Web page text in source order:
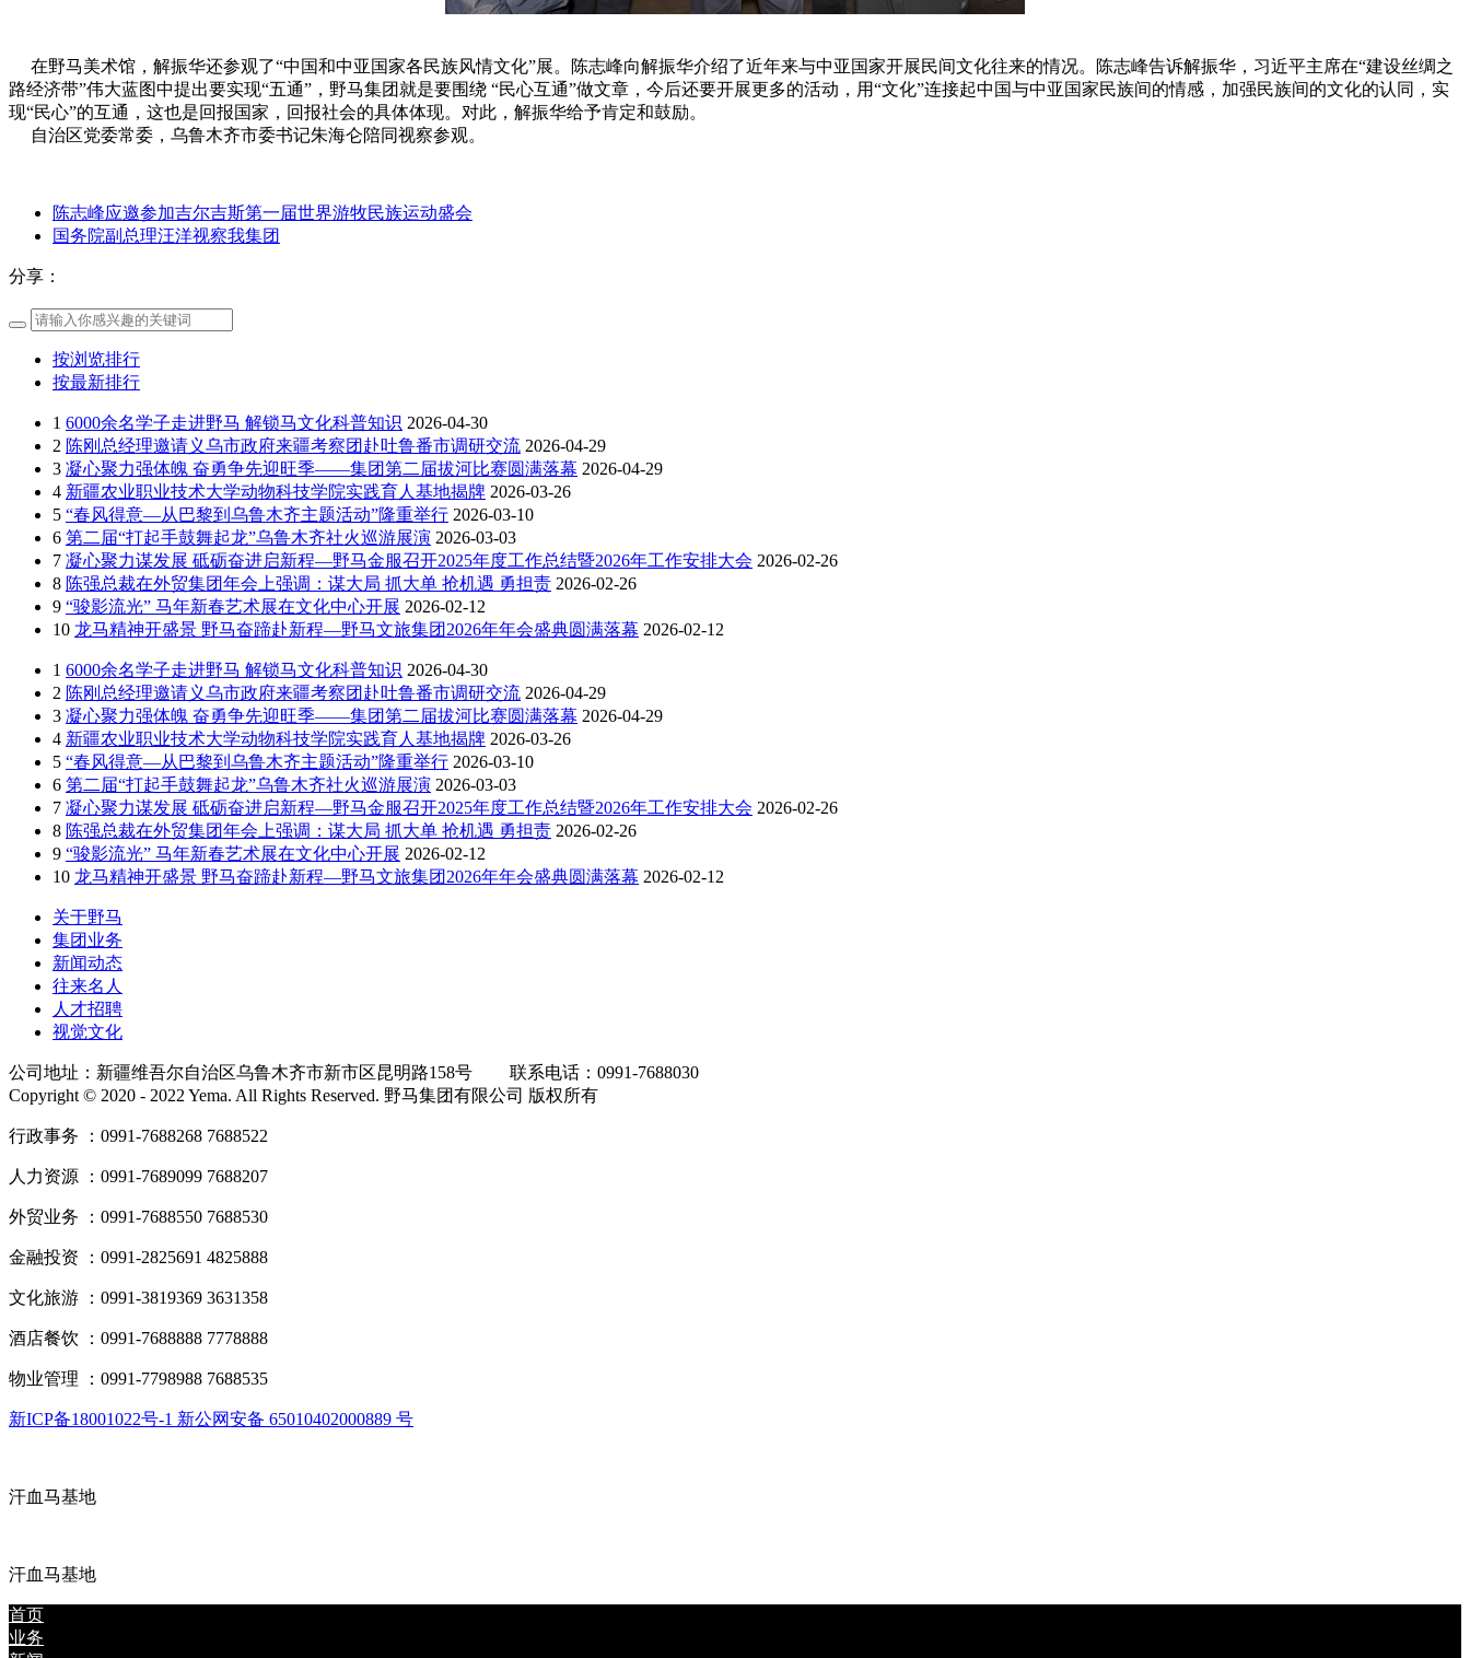
在野马美术馆，解振华还参观了“中国和中亚国家各民族风情文化”展。陈志峰向解振华介绍了近年来与中亚国家开展民间文化往来的情况。陈志峰告诉解振华，习近平主席在“建设丝绸之
路经济带”伟大蓝图中提出要实现“五通”，野马集团就是要围绕 “民心互通”做文章，今后还要开展更多的活动，用“文化”连接起中国与中亚国家民族间的情感，加强民族间的文化的认同，实
现“民心”的互通，这也是回报国家，回报社会的具体体现。对此，解振华给予肯定和鼓励。
自治区党委常委，乌鲁木齐市委书记朱海仑陪同视察参观。
陈志峰应邀参加吉尔吉斯第一届世界游牧民族运动盛会
国务院副总理汪洋视察我集团
分享：
按浏览排行
按最新排行
1 6000余名学子走进野马 解锁马文化科普知识 2026-04-30
2 陈刚总经理邀请义乌市政府来疆考察团赴吐鲁番市调研交流 2026-04-29
3 凝心聚力强体魄 奋勇争先迎旺季——集团第二届拔河比赛圆满落幕 2026-04-29
4 新疆农业职业技术大学动物科技学院实践育人基地揭牌 2026-03-26
5 “春风得意—从巴黎到乌鲁木齐主题活动”隆重举行 2026-03-10
6 第二届“打起手鼓舞起龙”乌鲁木齐社火巡游展演 2026-03-03
7 凝心聚力谋发展 砥砺奋进启新程—野马金服召开2025年度工作总结暨2026年工作安排大会 2026-02-26
8 陈强总裁在外贸集团年会上强调：谋大局 抓大单 抢机遇 勇担责 2026-02-26
9 “骏影流光” 马年新春艺术展在文化中心开展 2026-02-12
10 龙马精神开盛景 野马奋蹄赴新程—野马文旅集团2026年年会盛典圆满落幕 2026-02-12
1 6000余名学子走进野马 解锁马文化科普知识 2026-04-30
2 陈刚总经理邀请义乌市政府来疆考察团赴吐鲁番市调研交流 2026-04-29
3 凝心聚力强体魄 奋勇争先迎旺季——集团第二届拔河比赛圆满落幕 2026-04-29
4 新疆农业职业技术大学动物科技学院实践育人基地揭牌 2026-03-26
5 “春风得意—从巴黎到乌鲁木齐主题活动”隆重举行 2026-03-10
6 第二届“打起手鼓舞起龙”乌鲁木齐社火巡游展演 2026-03-03
7 凝心聚力谋发展 砥砺奋进启新程—野马金服召开2025年度工作总结暨2026年工作安排大会 2026-02-26
8 陈强总裁在外贸集团年会上强调：谋大局 抓大单 抢机遇 勇担责 2026-02-26
9 “骏影流光” 马年新春艺术展在文化中心开展 2026-02-12
10 龙马精神开盛景 野马奋蹄赴新程—野马文旅集团2026年年会盛典圆满落幕 2026-02-12
关于野马
集团业务
新闻动态
往来名人
人才招聘
视觉文化
公司地址：新疆维吾尔自治区乌鲁木齐市新市区昆明路158号
联系电话：0991-7688030
Copyright © 2020 - 2022 Yema. All Rights Reserved. 野马集团有限公司 版权所有
行政事务 ：0991-7688268 7688522
人力资源 ：0991-7689099 7688207
外贸业务 ：0991-7688550 7688530
金融投资 ：0991-2825691 4825888
文化旅游 ：0991-3819369 3631358
酒店餐饮 ：0991-7688888 7778888
物业管理 ：0991-7798988 7688535
新ICP备18001022号-1 新公网安备 65010402000889 号
汗血马基地
汗血马基地
首页
业务